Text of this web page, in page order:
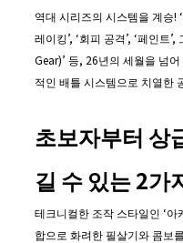
역대 시리즈의 시스템을 계승!
레이킹’, ‘회피 공격’, ‘페인트
Gear)’ 등, 26년의 세월을 넘
적인 배틀 시스템으로 치열한
초보자부터 상
길 수 있는2가
테크니컬한 조작 스타일인 ‘
합으로 화려한 필살기와 콤보